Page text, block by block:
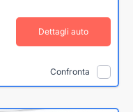
Dettagli auto
Confronta